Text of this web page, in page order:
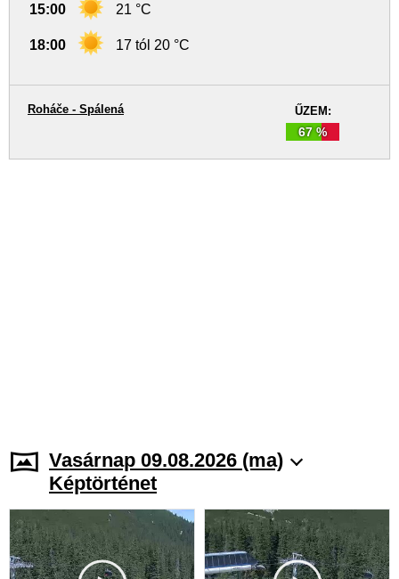
15:00 21 °C
18:00 17 tól 20 °C
ŰZEM:
67 %
Roháče - Spálená
Vasárnap 09.08.2026 (ma)
Képtörténet